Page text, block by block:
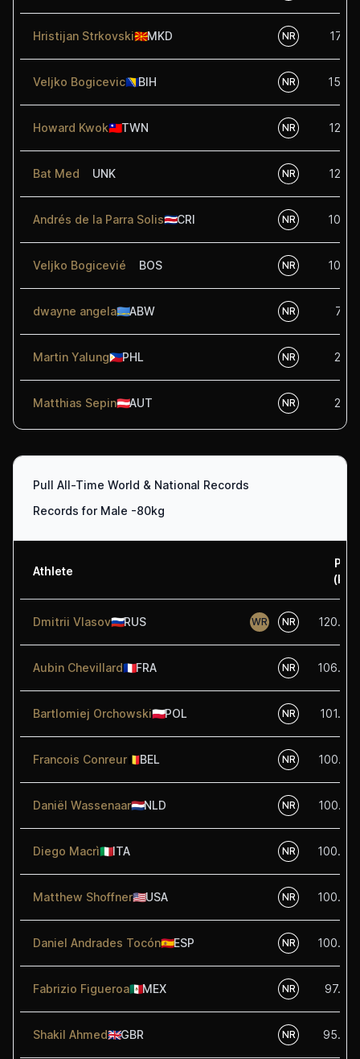
Hristijan Strkovski🇲🇰MKD NR 17.50
Veljko Bogicevic🇧🇦BIH NR 15.00
Howard Kwok🇹🇼TWN NR 12.50
Bat Med UNK NR 12.50
Andrés de la Parra Solis🇨🇷CRI NR 10.00
Veljko Bogicevié BOS NR 10.00
dwayne angela🇦🇼ABW NR 7.50
Martin Yalung🇵🇭PHL NR 2.50
Matthias Sepin🇦🇹AUT NR 2.50
Pull All-Time World & National Records
Records for Male -80kg
Athlete
Pull
(kg)
Dmitrii Vlasov🇷🇺RUS WR NR 120.00
Aubin Chevillard🇫🇷FRA NR 106.00
Bartlomiej Orchowski🇵🇱POL NR 101.00
Francois Conreur 🇧🇪BEL NR 100.25
Daniël Wassenaar🇳🇱NLD NR 100.25
Diego Macrì🇮🇹ITA NR 100.00
Matthew Shoffner🇺🇸USA NR 100.00
Daniel Andrades Tocón🇪🇸ESP NR 100.00
Fabrizio Figueroa🇲🇽MEX NR 97.50
Shakil Ahmed🇬🇧GBR NR 95.00